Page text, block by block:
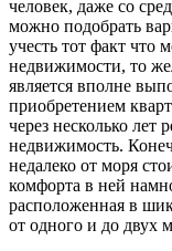
человек, даже со
можно подобрать
учесть тот факт что
недвижимости, то
является вполне
приобретением
через несколько
недвижимость.
недалеко от моря
комфорта в ней
расположенная в
от одного и до двух